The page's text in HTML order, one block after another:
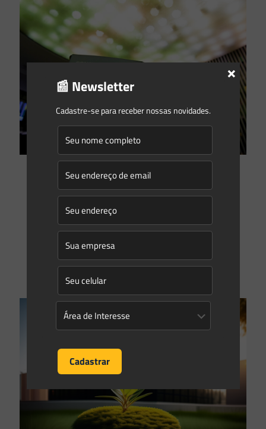
Caio Henrique Bocchini on
13/11/2023
Os 35 anos da Constituição Federal e a proteção ao meio
ambiente
A Constituição Federal, que no último 5 de outubro
completou 35 anos, é considerada um marco na proteção do
meio ambiente, sendo fruto de um amplo
📰 Newsletter
Cadastre-se para receber nossas novidades.
×